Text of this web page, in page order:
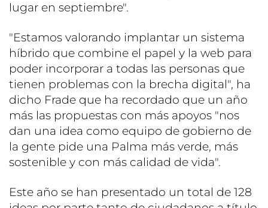
lugar en septiembre".
"Estamos valorando implantar un sistema
híbrido que combine el papel y la web para
poder incorporar a todas las personas que
tienen problemas con la brecha digital", ha
dicho Frade que ha recordado que un año
más las propuestas con más apoyos "nos
dan una idea como equipo de gobierno de
la gente pide una Palma más verde, más
sostenible y con más calidad de vida".
Este año se han presentado un total de 128